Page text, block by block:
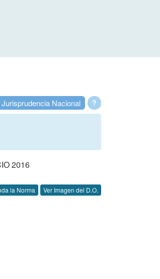
?
Nacional
2016
la Norma Ver Imagen del D.O.